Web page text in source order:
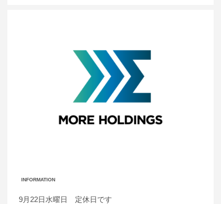
INFORMATION
9月22日水曜日 定休日です